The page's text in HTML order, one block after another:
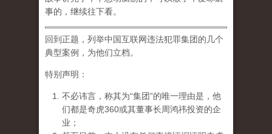
事的，继续往下看。
回到正题，列举中国互联网违法犯罪集团的几个
典型案例，为他们立档。
特别声明：
不必讳言，称其为“集团”的唯一理由是，他
们都是奇虎360或其董事长周鸿祎投资的企
业；